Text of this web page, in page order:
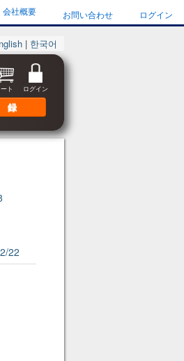
会社概要 お問い合わせ ログイン
| 한국어
録
ログイン
ト
22